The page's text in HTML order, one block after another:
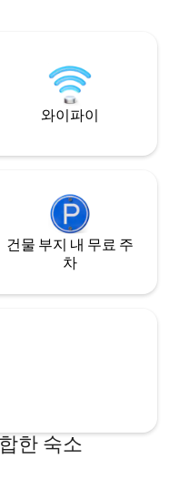
와이파이
건물 부지 내 무료 주
차
한 숙소